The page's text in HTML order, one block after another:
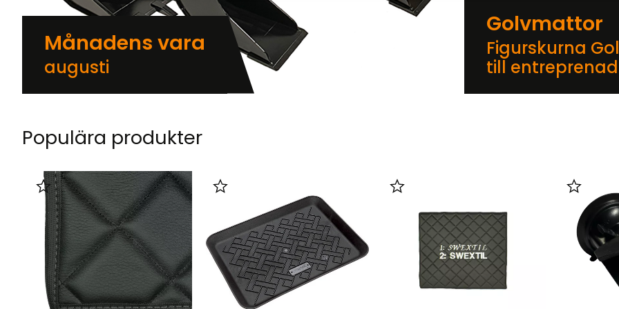
Månadens vara
augusti
Golvmattor
Figurskurna
till
Populära produkter
Lägg till i favoriter Lägg till i favoriter Lägg till i favoriter Lägg till